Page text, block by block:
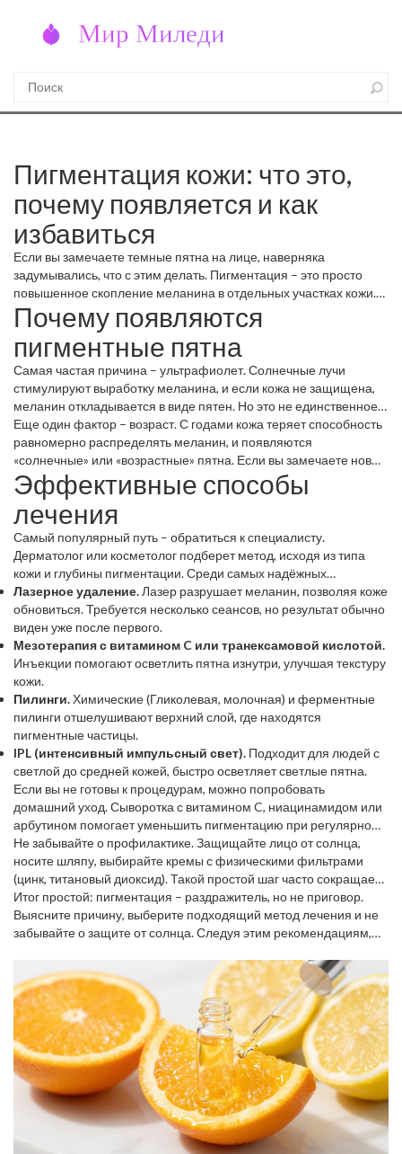
Пигментация кожи: что это,
почему появляется и как
избавиться
Если вы замечаете темные пятна на лице, наверняка
задумывались, что с этим делать. Пигментация – это просто
повышенное скопление меланина в отдельных участках кожи.
Не страшно, но требует правильного подхода, иначе пятна
могут только увеличиваться.
Почему появляются
пигментные пятна
Самая частая причина – ультрафиолет. Солнечные лучи
стимулируют выработку меланина, и если кожа не защищена,
меланин откладывается в виде пятен. Но это не единственное:
гормональный сбой (например, во время беременности),
воспаления после акне, использование агрессивных средств и
даже некоторые лекарства могут вызвать гиперпигментацию.
Важно понять, что ваш организм реагирует на внешний
раздражитель, а не просто «схудел».
Еще один фактор – возраст. С годами кожа теряет способность
равномерно распределять меланин, и появляются
«солнечные» или «возрастные» пятна. Если вы замечаете новые
пятна после 30‑40 лет, это вполне естественно, но их можно
уменьшить с помощью косметических процедур.
Эффективные способы
лечения
Самый популярный путь – обратиться к специалисту.
Дерматолог или косметолог подберет метод, исходя из типа
кожи и глубины пигментации. Среди самых надёжных
вариантов:
Лазерное удаление. Лазер разрушает меланин, позволяя коже
обновиться. Требуется несколько сеансов, но результат обычно
виден уже после первого.
Мезотерапия с витамином C или транексамовой кислотой.
Инъекции помогают осветлить пятна изнутри, улучшая текстуру
кожи.
Пилинги.Химические (Гликолевая, молочная) и ферментные
пилинги отшелушивают верхний слой, где находятся
пигментные частицы.
IPL (интенсивный импульсный свет). Подходит для людей с
светлой до средней кожей, быстро осветляет светлые пятна.
Если вы не готовы к процедурам, можно попробовать
домашний уход. Сыворотка с витамином C, ниацинамидом или
арбутином помогает уменьшить пигментацию при регулярном
применении. Главное – наносить средство утром и вечером, не
забывая про солнцезащитный крем с SPF 30+.
Не забывайте о профилактике. Защищайте лицо от солнца,
носите шляпу, выбирайте кремы с физическими фильтрами
(цинк, титановый диоксид). Такой простой шаг часто сокращает
появление новых пятен в два раза.
Итог простой: пигментация – раздражитель, но не приговор.
Выясните причину, выберите подходящий метод лечения и не
забывайте о защите от солнца. Следуя этим рекомендациям,